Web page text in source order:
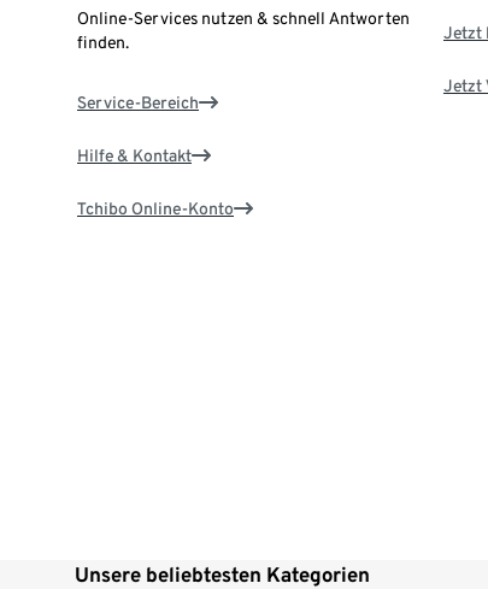
Online-Services nutzen & schnell Antworten
finden.
Service-Bereich
Hilfe & Kontakt
Tchibo Online-Konto
Jetzt
Jetzt
Unsere beliebtesten Kategorien